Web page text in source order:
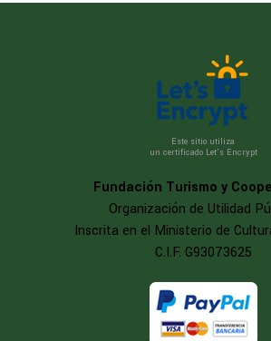
Este sitio utiliza
un certificado Let’s Encrypt
Fundación Turismo y
Organización de Utilidad
Inscrita en el Ministerio de
C.I.F. G93073625